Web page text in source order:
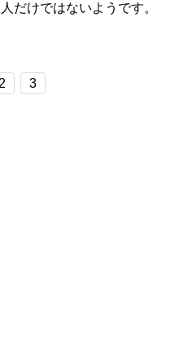
だけではないようです。
2 3